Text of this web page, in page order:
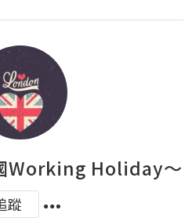
Working Holiday～
蹤